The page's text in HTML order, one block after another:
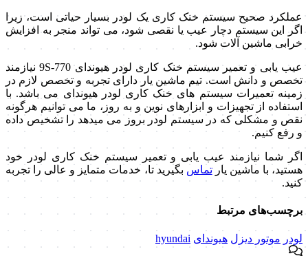
عملکرد صحیح سیستم خنک کاری یک لودر بسیار حیاتی است، زیرا
اگر این سیستم دچار عیب یا نقصی شود، می تواند منجر به افزایش
خرابی ماشین آلات شود.
عیب یابی و تعمیر سیستم خنک کاری لودر هیوندای 770-9S نیازمند
تخصص و دانش است. تیم ماشین یار دارای تجربه و تخصص لازم در
زمینه تعمیرات سیستم های خنک کاری لودر هیوندای می باشد. با
استفاده از تجهیزات و ابزارهای نوین و به روز، ما می توانیم هرگونه
نقص و مشکلی که در سیستم لودر بروز می میدهد را تشخیص داده
و رفع کنیم.
اگر شما نیازمند عیب یابی و تعمیر سیستم خنک کاری لودر خود
هستید، با ماشین یارتماس بگیرید تا، خدمات متمایز و عالی را تجربه
کنید.
برچسب‌های مرتبط
لودر موتور دیزل هیوندای hyundai